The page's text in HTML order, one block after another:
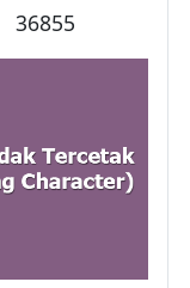
36855